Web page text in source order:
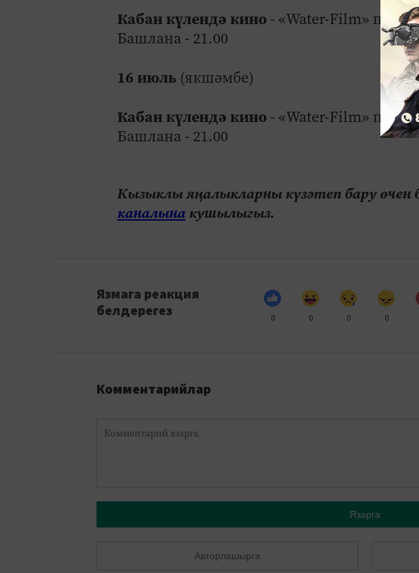
Кабан күлендә кино - «Water-Film»
Башлана - 21.00
16 июль (якшәмбе)
Кабан күлендә кино - «Water-Film»
Башлана - 21.00
Кызыклы яңалыкларны күзәтеп бару өчен
каналына кушылыгыз.
Язмага реакция
белдерегез
0 0 0 0
Комментарийлар
Язарга
Авторлашырга